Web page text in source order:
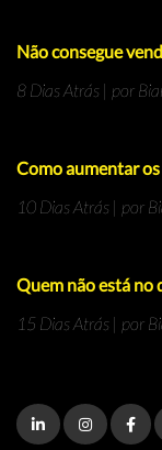
Não consegue
8 Dias Atrás | por
Como aumentar
10 Dias Atrás | por
Quem não está no
15 Dias Atrás | por